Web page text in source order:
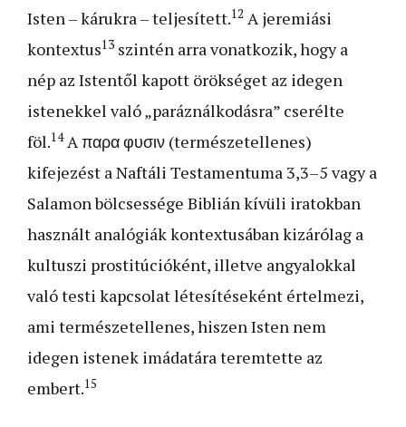
Isten – kárukra – teljesített.12 A jeremiási
kontextus13szintén arra vonatkozik, hogy a
nép az Istentől kapott örökséget az idegen
istenekkel való „paráználkodásra” cserélte
föl.14A παρα φυσιν (természetellenes)
kifejezést a Naftáli Testamentuma 3,3–5 vagy a
Salamon bölcsessége Biblián kívüli iratokban
használt analógiák kontextusában kizárólag a
kultuszi prostitúcióként, illetve angyalokkal
való testi kapcsolat létesítéseként értelmezi,
ami természetellenes, hiszen Isten nem
idegen istenek imádatára teremtette az
embert.15